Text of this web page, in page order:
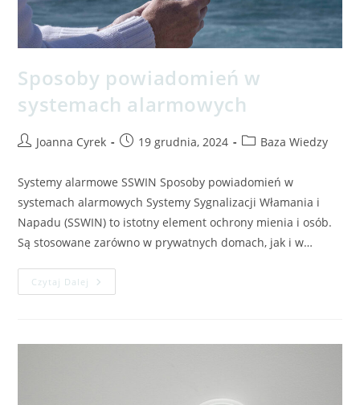
Sposoby powiadomień w
systemach alarmowych
Joanna Cyrek 19 grudnia, 2024 Baza Wiedzy
Systemy alarmowe SSWIN Sposoby powiadomień w
systemach alarmowych Systemy Sygnalizacji Włamania i
Napadu (SSWIN) to istotny element ochrony mienia i osób.
Są stosowane zarówno w prywatnych domach, jak i w…
Czytaj Dalej